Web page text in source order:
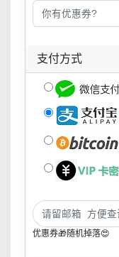
支付方式
优惠券🎁随机掉落😍